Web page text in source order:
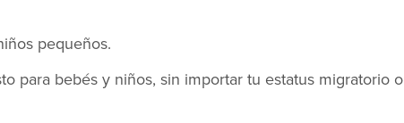
pequeños.
para bebés y niños, sin importar tu estatus migratorio o